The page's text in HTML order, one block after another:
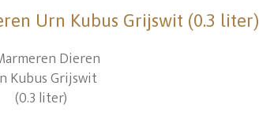
Urn Kubus Grijswit (0.3 liter)